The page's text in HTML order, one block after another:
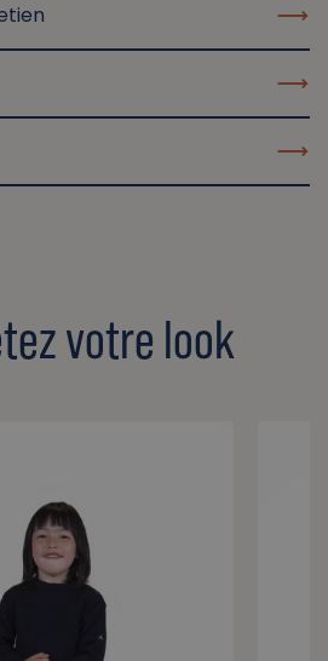
votre look